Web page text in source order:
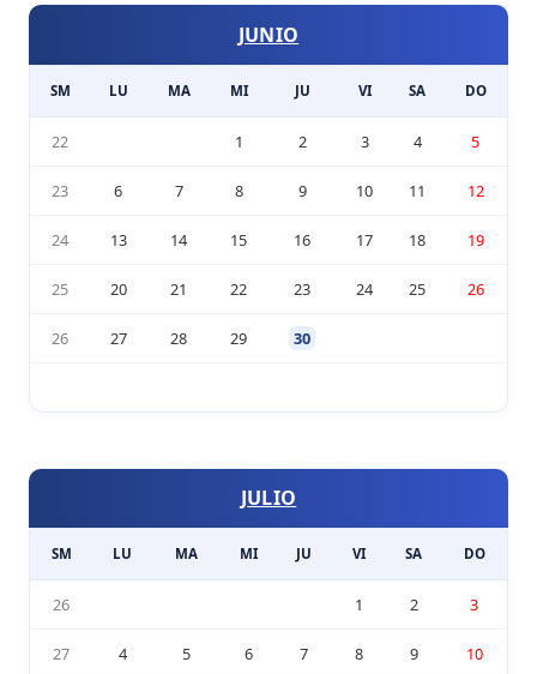
JUNIO
SM LU MA MI JU VI SA DO
22 1 2 3 4 5
23 6 7 8 9 10 11 12
24 13 14 15 16 17 18 19
25 20 21 22 23 24 25 26
26 27 28 29 30
JULIO
SM LU MA MI JU VI SA DO
26 1 2 3
27 4 5 6 7 8 9 10